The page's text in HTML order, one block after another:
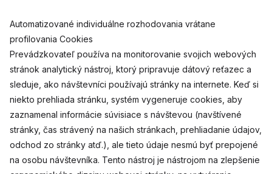
Automatizované individuálne rozhodovania vrátane
profilovania Cookies
Prevádzkovateľ používa na monitorovanie svojich webových
stránok analytický nástroj, ktorý pripravuje dátový reťazec a
sleduje, ako návštevníci používajú stránky na internete. Keď si
niekto prehliada stránku, systém vygeneruje cookies, aby
zaznamenal informácie súvisiace s návštevou (navštívené
stránky, čas strávený na našich stránkach, prehliadanie údajov,
odchod zo stránky atď.), ale tieto údaje nesmú byť prepojené
na osobu návštevníka. Tento nástroj je nástrojom na zlepšenie